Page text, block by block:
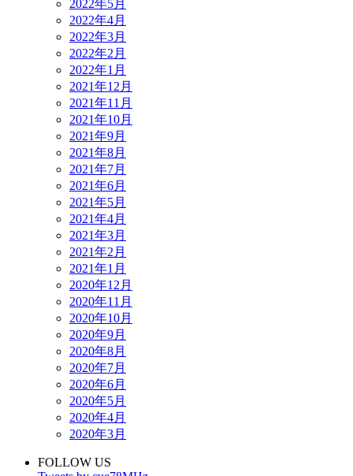
2022年5月
2022年4月
2022年3月
2022年2月
2022年1月
2021年12月
2021年11月
2021年10月
2021年9月
2021年8月
2021年7月
2021年6月
2021年5月
2021年4月
2021年3月
2021年2月
2021年1月
2020年12月
2020年11月
2020年10月
2020年9月
2020年8月
2020年7月
2020年6月
2020年5月
2020年4月
2020年3月
FOLLOW US